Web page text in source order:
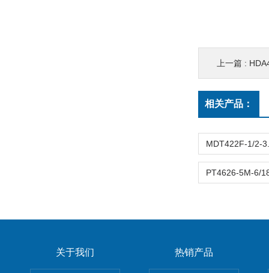
上一篇 :
相关产品：
关于我们 热销产品